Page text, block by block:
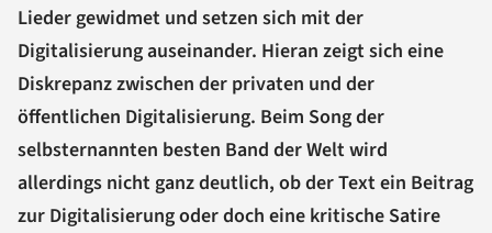
Lieder gewidmet und setzen sich mit der
Digitalisierung auseinander. Hieran zeigt sich eine
Diskrepanz zwischen der privaten und der
öffentlichen Digitalisierung. Beim Song der
selbsternannten besten Band der Welt wird
allerdings nicht ganz deutlich, ob der Text ein Beitrag
zur Digitalisierung oder doch eine kritische Satire